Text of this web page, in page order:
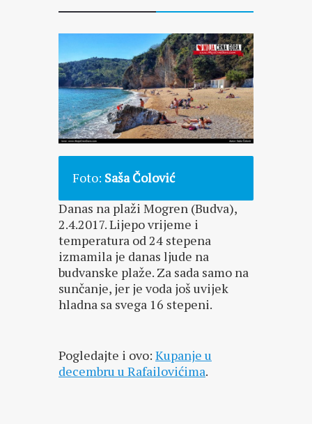
Foto: Saša Čolović
Danas na plaži Mogren (Budva),
2.4.2017. Lijepo vrijeme i
temperatura od 24 stepena
izmamila je danas ljude na
budvanske plaže. Za sada samo na
sunčanje, jer je voda još uvijek
hladna sa svega 16 stepeni.
Pogledajte i ovo: Kupanje u
decembru u Rafailovićima.